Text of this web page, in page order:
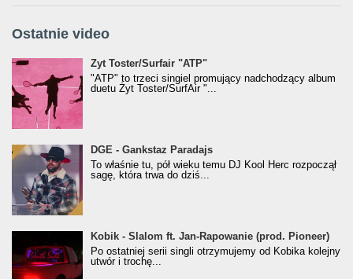
Ostatnie video
Żyt Toster/SurfAir - ATP VIDEO
Żyt Toster/Surfair "ATP"
"ATP" to trzeci singiel promujący nadchodzący album
duetu Żyt Toster/SurfAir "...
donGURALesko z nagrodą za
Klasyczny/Trueschoolowy Album Roku
(Popkillery 2023)
DGE - Gankstaz Paradajs
To właśnie tu, pół wieku temu DJ Kool Herc rozpoczął
sagę, która trwa do dziś...
Kobik - Slalom ft. Jan-Rapowanie (prod. Pioneer)
[Official Music Visualiser]
Kobik - Slalom ft. Jan-Rapowanie (prod. Pioneer)
Po ostatniej serii singli otrzymujemy od Kobika kolejny
utwór i trochę...